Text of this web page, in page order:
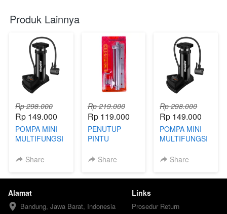
Produk Lainnya
Rp 298.000
Rp 149.000
POMPA MINI
MULTIFUNGSI
Share
Rp 219.000
Rp 119.000
PENUTUP
PINTU
FBAShare
Rp 298.000
Rp 149.000
POMPA MINI
MULTIFUNGSI
Share
Alamat
Bandung, Jawa Barat, Indonesia
Links
Prosedur Return